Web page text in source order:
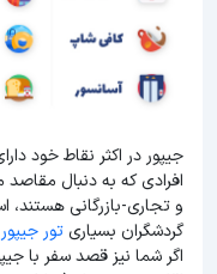
جیپور در اکثر نقاط خود
افرادی که به دنبال
و تجاری-بازرگانی
گردشگران بسیاریتور جیپور
اگر شما نیز قصد سفر با